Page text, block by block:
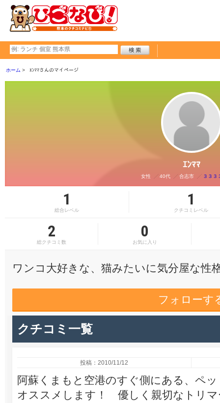
ホーム ｴﾝﾏﾏさんのマイページ
ｴﾝﾏﾏ
女性 40代 合志市 ３３３
1
総合レベル
1
クチコミレベル
2
総クチコミ数
0
お気に入り
ワンコ大好きな、猫みたいに気分屋な性
フォローす
クチコミ一覧
投稿：2010/11/12
阿蘇くまもと空港のすぐ側にある、ペ
オススメします！ 優しく親切なトリマ